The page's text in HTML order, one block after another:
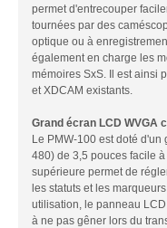
permet d'entrecouper
tournées par des
optique ou à
également en charge les
mémoires SxS. Il est ainsi
et XDCAM existants.
Grand écran LCD WVGA
Le PMW-100 est doté
480) de 3,5 pouces facile
supérieure permet de
les statuts et les
utilisation, le panneau
à ne pas gêner lors du